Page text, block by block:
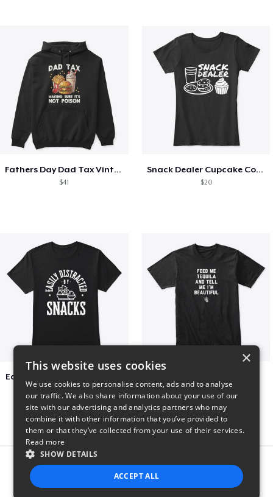
Fathers Day Dad Tax Vintage Papa T-Shirt
$41
Snack Dealer Cupcake Cookie and Milk
$20
Easily Distracted by Snacks
$20 $30
Report this product
×
This website uses cookies
We use cookies to personalise content, ads and to analyse
our traffic. We also share information about your use of our
site with our advertising and analytics partners who may
combine it with other information that you’ve provided to
them or that they’ve collected from your use of their services.
Read more
SHOW DETAILS
ACCEPT ALL